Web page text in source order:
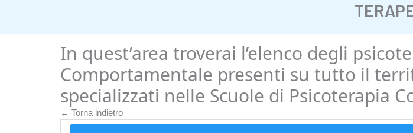
In quest’area troverai l’elenco degli
Comportamentale presenti su tutto il
specializzati nelle Scuole di Psicoterapia
← Torna indietro